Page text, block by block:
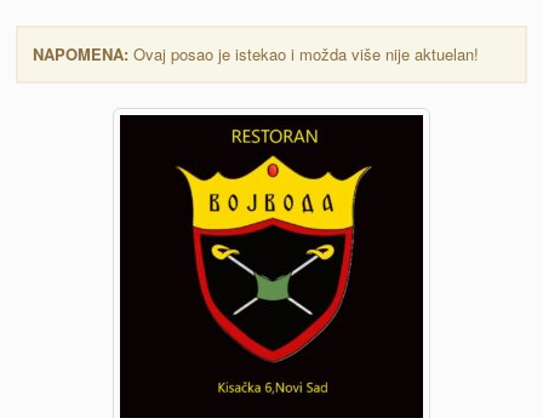
NAPOMENA: Ovaj posao je istekao i možda više nije aktuelan!